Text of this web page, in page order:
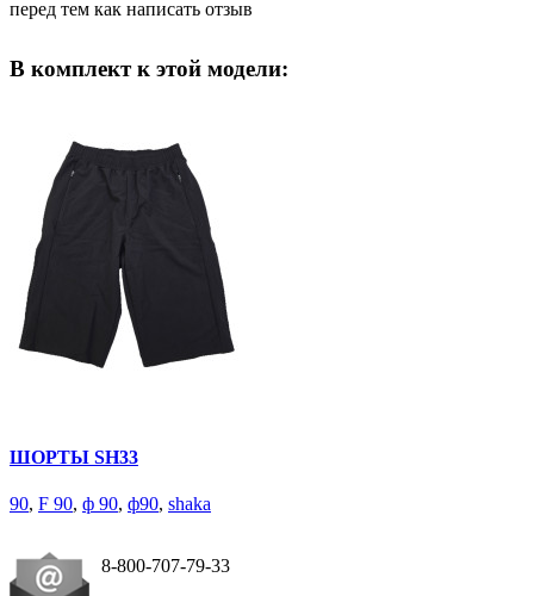
перед тем как написать отзыв
В комплект к этой модели:
ШОРТЫ SH33
90, F 90, ф 90, ф90, shaka
8-800-707-79-33